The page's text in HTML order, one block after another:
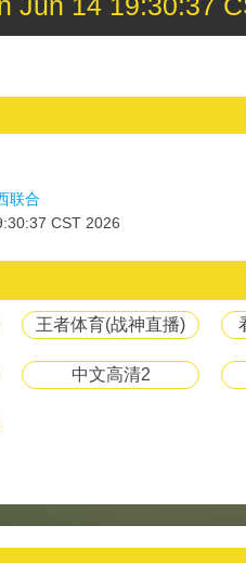
联合
CST 2026
王者体育(战神直播)
中文高清2